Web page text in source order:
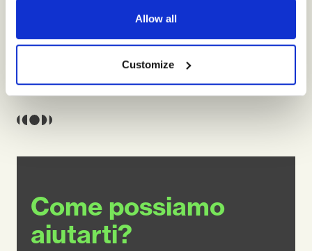
Allow all
Customize
Come possiamo
aiutarti?